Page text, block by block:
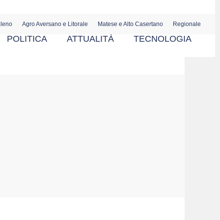
Agro Aversano e Litorale Matese e Alto Casertano Regionale
POLITICA ATTUALITÀ TECNOLOGIA